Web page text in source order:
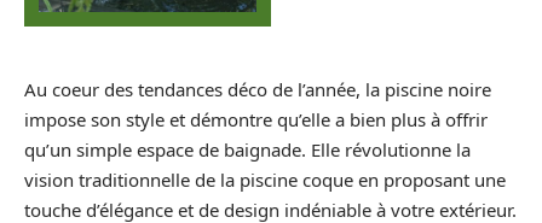
Au coeur des tendances déco de l’année, la piscine noire
impose son style et démontre qu’elle a bien plus à offrir
qu’un simple espace de baignade. Elle révolutionne la
vision traditionnelle de la piscine coque en proposant une
touche d’élégance et de design indéniable à votre extérieur.